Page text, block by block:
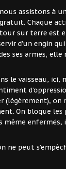
assistons à
Chaque
sur terre est
d’un engin
ses armes,
le vaisseau, ici,
(légèrement), on
On bloque
même
ne peut